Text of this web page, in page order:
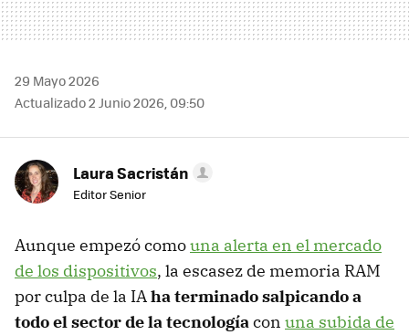
29 Mayo 2026
Actualizado 2 Junio 2026, 09:50
Laura Sacristán
Editor Senior
Aunque empezó comouna alerta en el mercado
de los dispositivos, la escasez de memoria RAM
por culpa de la IAha terminado salpicando a
todo el sector de la tecnologíacon una subida de